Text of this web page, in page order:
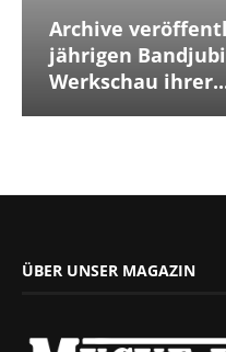
Archive
jährigen
Werkschau
ÜBER UNSER MAGAZIN